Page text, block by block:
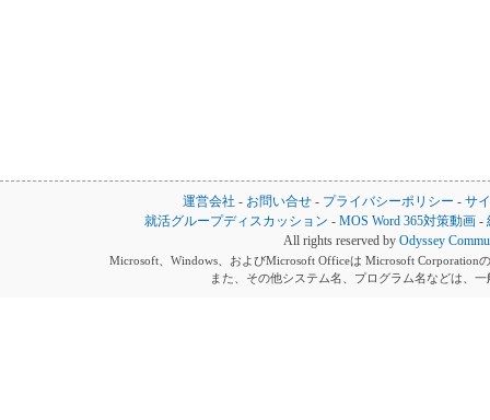
運営会社 - お問い合せ - プライバシーポリシー - サ
就活グループディスカッション -MOS Word 365対策動画 -
All rights reserved by Odyssey
Microsoft、Windows、およびMicrosoft Officeは Microsoft Corporation
また、その他システム名、プログラム名などは、